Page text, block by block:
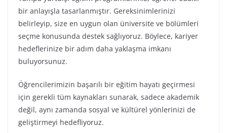
bir anlayışla tasarlanmıştır. Gereksinimlerinizi
belirleyip, size en uygun olan üniversite ve bölümleri
seçme konusunda destek sağlıyoruz. Böylece, kariyer
hedeflerinize bir adım daha yaklaşma imkanı
buluyorsunuz.
Öğrencilerimizin başarılı bir eğitim hayatı geçirmesi
için gerekli tüm kaynakları sunarak, sadece akademik
değil, aynı zamanda sosyal ve kültürel yönlerinizi de
geliştirmeyi hedefliyoruz.